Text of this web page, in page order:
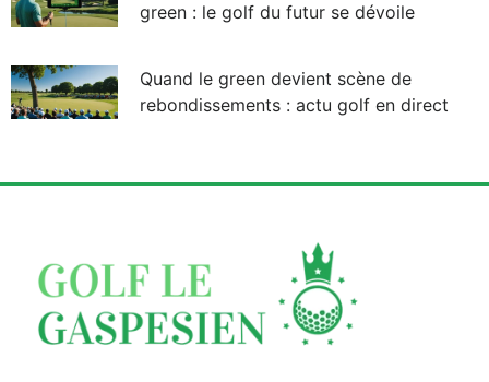
green : le golf du futur se dévoile
Quand le green devient scène de
rebondissements : actu golf en direct